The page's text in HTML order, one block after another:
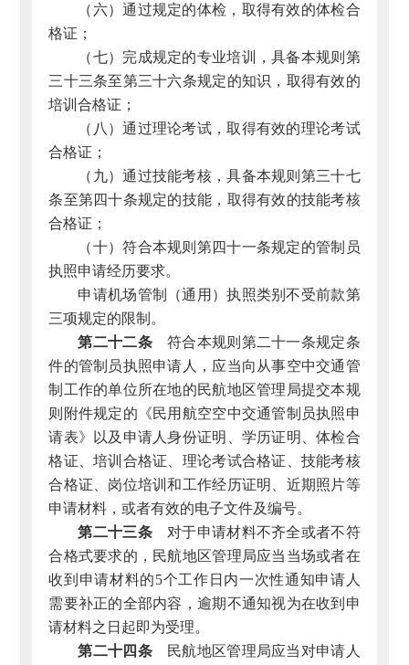
（六）通过规定的体检，取得有效的体检合
格证；
（七）完成规定的专业培训，具备本规则第
三十三条至第三十六条规定的知识，取得有效的
培训合格证；
（八）通过理论考试，取得有效的理论考试
合格证；
（九）通过技能考核，具备本规则第三十七
条至第四十条规定的技能，取得有效的技能考核
合格证；
（十）符合本规则第四十一条规定的管制员
执照申请经历要求。
申请机场管制（通用）执照类别不受前款第
三项规定的限制。
第二十二条符合本规则第二十一条规定条
件的管制员执照申请人，应当向从事空中交通管
制工作的单位所在地的民航地区管理局提交本规
则附件规定的《民用航空空中交通管制员执照申
请表》以及申请人身份证明、学历证明、体检合
格证、培训合格证、理论考试合格证、技能考核
合格证、岗位培训和工作经历证明、近期照片等
申请材料，或者有效的电子文件及编号。
第二十三条对于申请材料不齐全或者不符
合格式要求的，民航地区管理局应当当场或者在
收到申请材料的5个工作日内一次性通知申请人
需要补正的全部内容，逾期不通知视为在收到申
请材料之日起即为受理。
第二十四条民航地区管理局应当对申请人